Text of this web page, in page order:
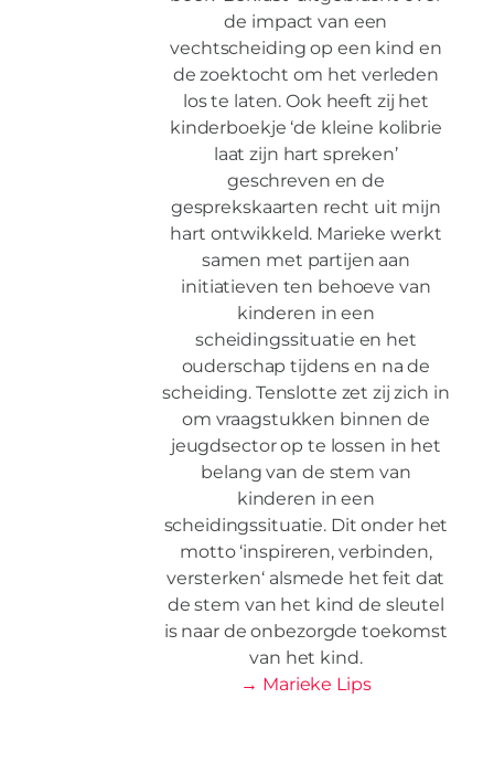
de impact van een
vechtscheiding op een kind en
de zoektocht om het verleden
los te laten. Ook heeft zij het
kinderboekje ‘de kleine kolibrie
laat zijn hart spreken’
geschreven en de
gesprekskaarten recht uit mijn
hart ontwikkeld. Marieke werkt
samen met partijen aan
initiatieven ten behoeve van
kinderen in een
scheidingssituatie en het
ouderschap tijdens en na de
scheiding. Tenslotte zet zij zich in
om vraagstukken binnen de
jeugdsector op te lossen in het
belang van de stem van
kinderen in een
scheidingssituatie. Dit onder het
motto ‘inspireren, verbinden,
versterken‘ alsmede het feit dat
de stem van het kind de sleutel
is naar de onbezorgde toekomst
van het kind.​
→ Marieke Lips